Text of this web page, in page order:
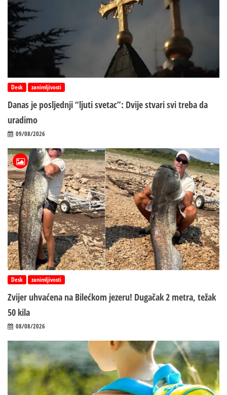
Desk zanimljivosti
Danas je posljednji “ljuti svetac”: Dvije stvari svi treba da
uradimo
09/08/2026
Desk zanimljivosti
Zvijer uhvaćena na Bilećkom jezeru! Dugačak 2 metra, težak
50 kila
08/08/2026